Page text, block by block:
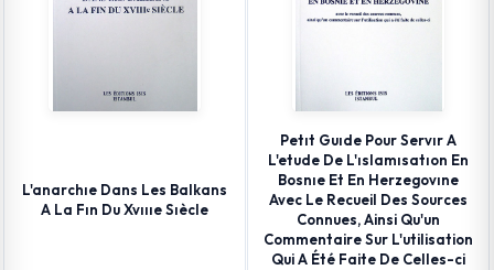
L'anarchıe Dans Les Balkans
A La Fın Du Xvıııe Sıècle
Petıt Guıde Pour Servır A
L'etude De L'ıslamısatıon En
Bosnıe Et En Herzegovıne
Avec Le Recueil Des Sources
Connues, Ainsi Qu'un
Commentaire Sur L'utilisation
Qui A Été Faite De Celles-ci